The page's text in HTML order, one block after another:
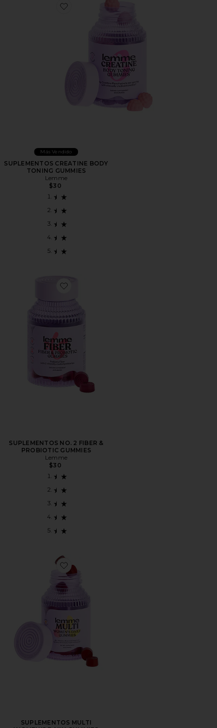
Favorite SUPLEMENTOS CREATINE BODY TONING
Más Vendido
SUPLEMENTOS CREATINE BODY
TONING GUMMIES
Lemme
$30
Favorite SUPLEMENTOS NO. 2 FIBER & PROBIOTIC
SUPLEMENTOS NO. 2 FIBER &
PROBIOTIC GUMMIES
Lemme
$30
Favorite SUPLEMENTOS MULTI WOMEN'S DAILY
SUPLEMENTOS MULTI